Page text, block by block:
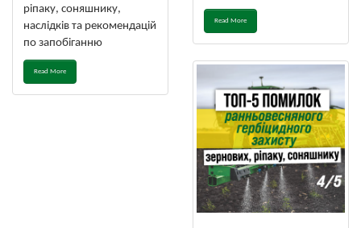
ріпаку, соняшнику,
наслідків та рекомендацій
по запобіганню
Read More
Read More